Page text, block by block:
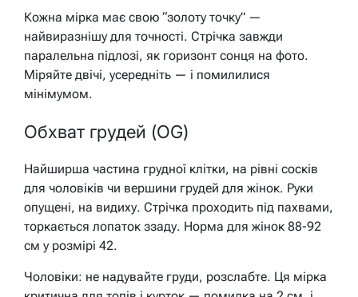
Кожна мірка має свою “золоту точку” —
найвиразнішу для точності. Стрічка завжди
паралельна підлозі, як горизонт сонця на фото.
Міряйте двічі, усередніть — і помилилися
мінімумом.
Обхват грудей (OG)
Найширша частина грудної клітки, на рівні сосків
для чоловіків чи вершини грудей для жінок. Руки
опущені, на видиху. Стрічка проходить під пахвами,
торкається лопаток ззаду. Норма для жінок 88-92
см у розмірі 42.
Чоловіки: не надувайте груди, розслабте. Ця мірка